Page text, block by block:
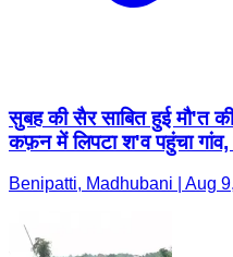
सुबह की सैर साबित हुई मौ'त
कफ़न में लिपटा श'व पहुंचा गांव,
Benipatti, Madhubani | Aug